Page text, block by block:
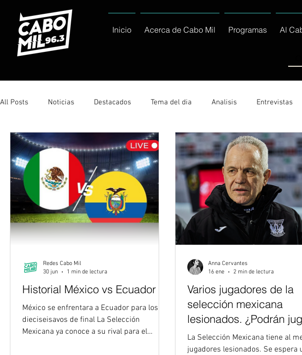
Inicio Acerca de Cabo Mil Programas Al
All Posts Noticias Destacados Tema del dia Analisis Entrevistas
Sólo Tránsito Local Reportajes Especiales Al Cabo Notic Ayuntamiento de
Servicio Social
Historial México vs Ecuador
México se enfrentara a Ecuador para los
dieciseisavos de final La Selección
Mexicana ya conoce a su rival para el
Redes Cabo Mil
30 jun
1 min de lectura
Varios jugadores de la
selección mexicana
lesionados. ¿Podrán
el Mundial?
La Selección Mexicana tiene al
jugadores lesionados. Se espera
Anna Cervantes
16 ene
2 min de lectura